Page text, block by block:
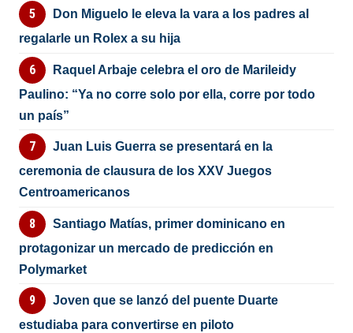
Don Miguelo le eleva la vara a los padres al
regalarle un Rolex a su hija
Raquel Arbaje celebra el oro de Marileidy
Paulino: “Ya no corre solo por ella, corre por todo
un país”
Juan Luis Guerra se presentará en la
ceremonia de clausura de los XXV Juegos
Centroamericanos
Santiago Matías, primer dominicano en
protagonizar un mercado de predicción en
Polymarket
Joven que se lanzó del puente Duarte
estudiaba para convertirse en piloto